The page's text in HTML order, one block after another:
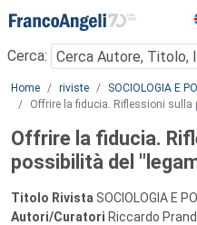
Menu
Cerca:
Main content
Home riviste SOCIOLOGIA E
Offrire la fiducia. Riflessioni
Offrire la fiducia.
possibilità del
Titolo Rivista SOCIOLOGIA E
Autori/Curatori Riccardo